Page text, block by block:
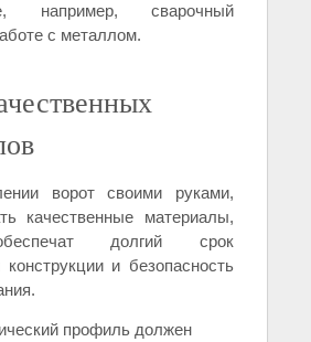
например, сварочный
с металлом.
ворот своими руками,
качественные материалы,
долгий срок
конструкции и безопасность
профиль должен